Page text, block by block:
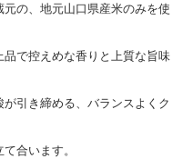
の、地元山口県産米のみを使
で控えめな香りと上質な旨味
引き締める、バランスよくク
合います。